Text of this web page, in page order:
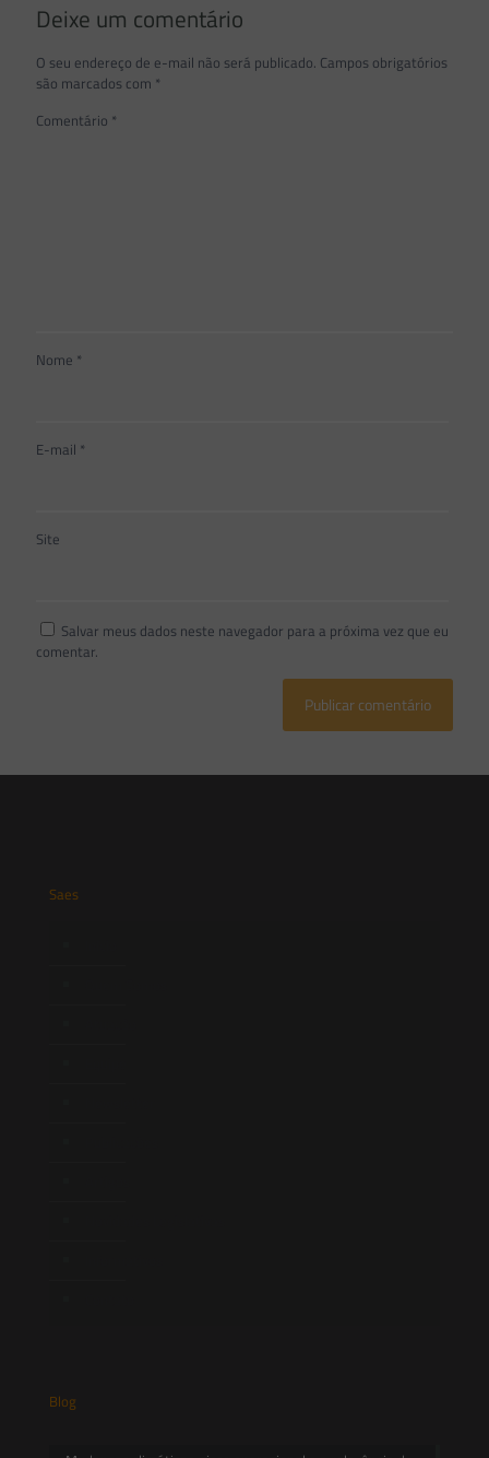
Deixe um comentário
O seu endereço de e-mail não será publicado. Campos obrigatórios
são marcados com *
Comentário *
Nome *
E-mail *
Site
Salvar meus dados neste navegador para a próxima vez que eu
comentar.
Saes
Blog